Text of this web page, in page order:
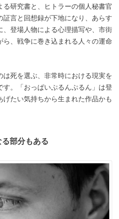
る研究書と、ヒトラーの個人秘書官
証言と回想録が下地になり、あらす
、登場人物による心理描写や、市街
、戦争に巻き込まれる人々の運命
死を選ぶ、非常時における現実を
。「おっぱいぷるんぷるん」は登
たい気持ちから生まれた作品かも
部分もある